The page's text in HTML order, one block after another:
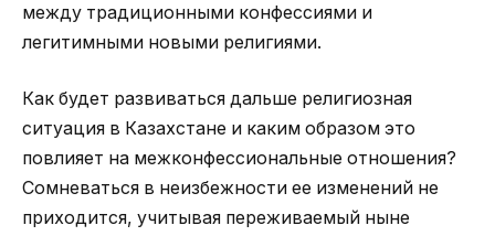
между традиционными конфессиями и
легитимными новыми религиями.
Как будет развиваться дальше религиозная
ситуация в Казахстане и каким образом это
повлияет на межконфессиональные отношения?
Сомневаться в неизбежности ее изменений не
приходится, учитывая переживаемый ныне